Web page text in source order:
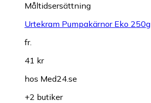
Måltidsersättning
Urtekram Pumpakärnor Eko 250g
fr.
41 kr
hos Med24.se
+2 butiker